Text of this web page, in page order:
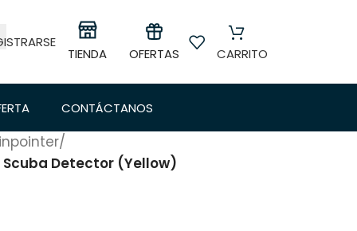
TIENDA OFERTAS CARRITO
CONTÁCTANOS
/
Detector (Yellow)